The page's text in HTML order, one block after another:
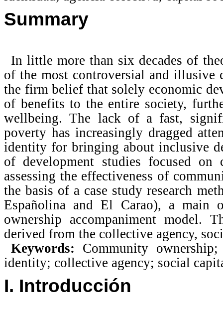
Summary
In little more than six decades of
of the most controversial and illusive
the firm belief that solely economic
of benefits to the entire society,
wellbeing. The lack of a fast,
poverty has increasingly dragged
identity for bringing about inclusive
of development studies focused
assessing the effectiveness of
the basis of a case study research
Españolina and El Carao), a main
ownership accompaniment model.
derived from the collective agency,
Keywords: Community
identity; collective agency; social
I. Introducción